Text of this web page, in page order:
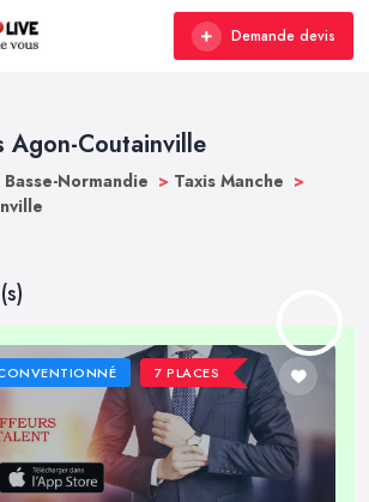
Demande devis
Agon-Coutainville
Basse-Normandie > Taxis Manche >
7 PLACES